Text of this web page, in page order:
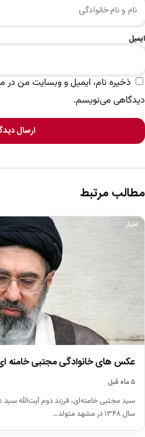
ایمیل
ذخیره نام، ایمیل و وبسایت من در
دیدگاهی می‌نویسم.
ارسال
مطالب مرتبط
اخبار
عکس های خانوادگی مجتبی خامنه ای
۵ ماه قبل
سید مجتبی خامنه‌ای، فرزند دوم آیت‌الله سید
سال ۱۳۴۸ در مشهد متولد…